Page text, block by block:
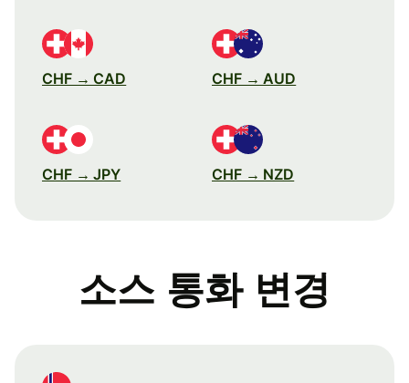
CHF → CAD CHF → AUD
CHF → JPY CHF → NZD
소스 통화 변경